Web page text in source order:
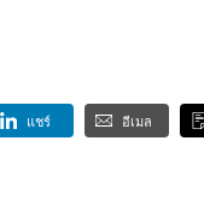
แชร์ อีเมล